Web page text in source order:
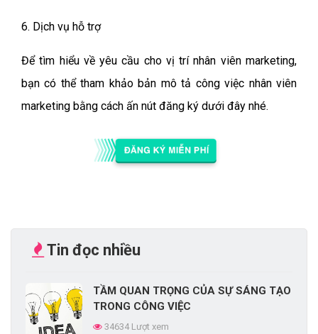
6. Dịch vụ hỗ trợ
Để tìm hiểu về yêu cầu cho vị trí nhân viên marketing,
bạn có thể tham khảo bản mô tả công việc nhân viên
marketing bằng cách ấn nút đăng ký dưới đây nhé.
Tin đọc nhiều
TẦM QUAN TRỌNG CỦA SỰ SÁNG TẠO
TRONG CÔNG VIỆC
34634 Lượt xem